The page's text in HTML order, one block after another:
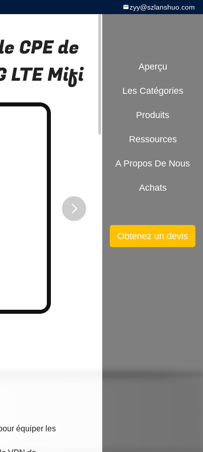
zyy@szlanshuo.com
CPE de
LTE Mifi
équiper les
Aperçu
Les Catégories
Produits
Ressources
A Propos De Nous
Achats
Obtenez un devis